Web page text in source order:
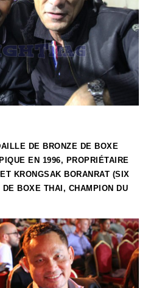
DE BRONZE DE BOXE
EN 1996, PROPRIÉTAIRE
KRONGSAK BORANRAT (SIX
BOXE THAI, CHAMPION DU